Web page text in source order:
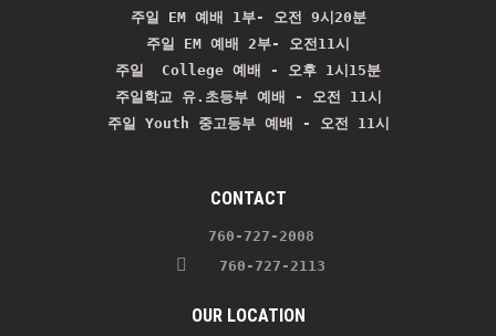
주일 EM 예배 1부- 오전 9시20분
주일 EM 예배 2부- 오전11시
주일  College 예배 - 오후 1시15분
주일학교 유.초등부 예배 - 오전 11시
주일 Youth 중고등부 예배 - 오전 11시
CONTACT
760-727-2008
760-727-2113
OUR LOCATION